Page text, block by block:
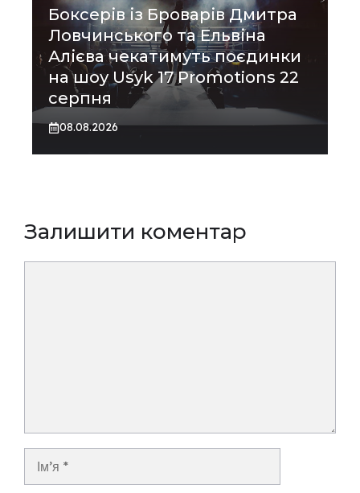
Боксерів із Броварів Дмитра
Ловчинського та Ельвіна
Алієва чекатимуть поєдинки
на шоу Usyk 17 Promotions 22
серпня
08.08.2026
Залишити коментар
Ім’я